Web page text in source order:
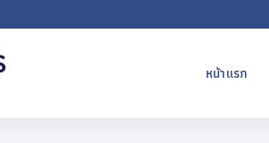
หน้าแรก